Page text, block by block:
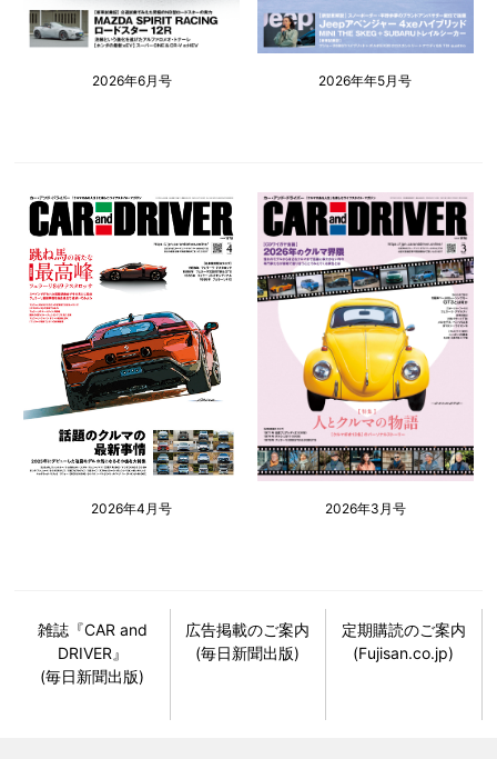
2026年6月号 2026年年5月号
2026年4月号 2026年3月号
雑誌『CAR and
DRIVER』
(毎日新聞出版)
広告掲載のご案内
(毎日新聞出版)
定期購読のご案内
(Fujisan.co.jp)